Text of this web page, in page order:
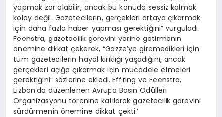
yapmak zor olabilir, ancak bu konuda sessiz kalmak
kolay değil. Gazetecilerin, gerçekleri ortaya çıkarmak
için daha fazla haber yapması gerektiğini” vurguladı.
Feenstra, gazetecilik görevini yerine getirmenin
önemine dikkat çekerek, “Gazze’ye giremedikleri için
tüm gazetecilerin hayal kırıklığı yaşadığını, ancak
gerçekleri açığa çıkarmak için mücadele etmeleri
gerektiğini” sözlerine ekledi. Effting ve Feenstra,
Lizbon’da düzenlenen Avrupa Basın Ödülleri
Organizasyonu törenine katılarak gazetecilik görevini
sürdürmenin önemine dikkat çekti.’